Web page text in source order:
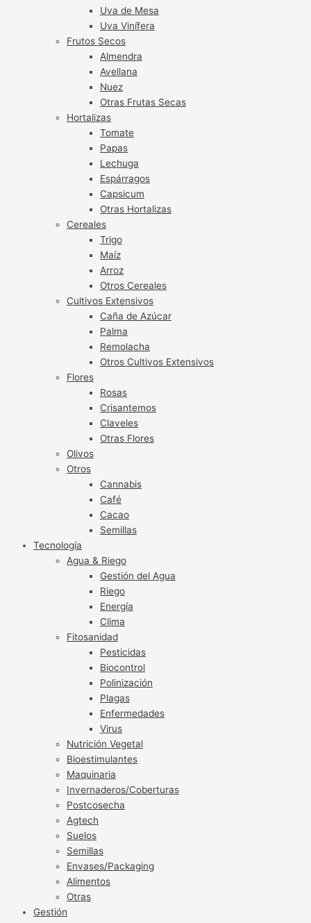
Uva de Mesa
Uva Vinífera
Frutos Secos
Almendra
Avellana
Nuez
Otras Frutas Secas
Hortalizas
Tomate
Papas
Lechuga
Espárragos
Capsicum
Otras Hortalizas
Cereales
Trigo
Maíz
Arroz
Otros Cereales
Cultivos Extensivos
Caña de Azúcar
Palma
Remolacha
Otros Cultivos Extensivos
Flores
Rosas
Crisantemos
Claveles
Otras Flores
Olivos
Otros
Cannabis
Café
Cacao
Semillas
Tecnología
Agua & Riego
Gestión del Agua
Riego
Energía
Clima
Fitosanidad
Pesticidas
Biocontrol
Polinización
Plagas
Enfermedades
Virus
Nutrición Vegetal
Bioestimulantes
Maquinaria
Invernaderos/Coberturas
Postcosecha
Agtech
Suelos
Semillas
Envases/Packaging
Alimentos
Otras
Gestión